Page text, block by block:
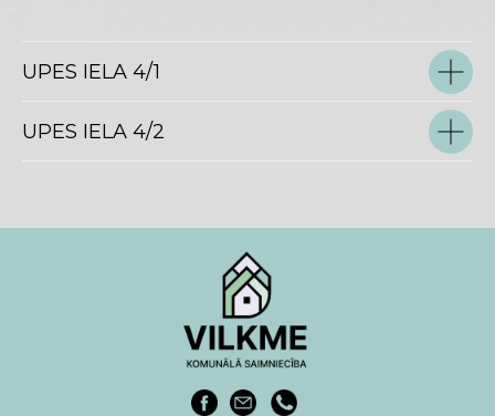
UPES IELA 4/1
UPES IELA 4/2